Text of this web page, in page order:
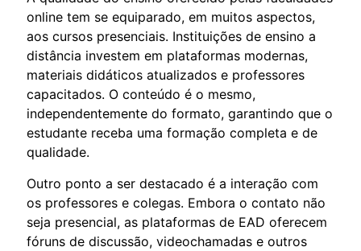
online tem se equiparado, em muitos aspectos,
aos cursos presenciais. Instituições de ensino a
distância investem em plataformas modernas,
materiais didáticos atualizados e professores
capacitados. O conteúdo é o mesmo,
independentemente do formato, garantindo que o
estudante receba uma formação completa e de
qualidade.
Outro ponto a ser destacado é a interação com
os professores e colegas. Embora o contato não
seja presencial, as plataformas de EAD oferecem
fóruns de discussão, videochamadas e outros